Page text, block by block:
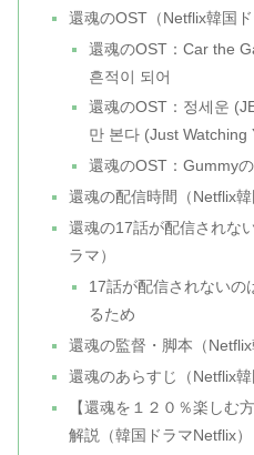
還魂のOST（Netflix韓国ド
還魂のOST：Car the
흔적이 되어
還魂のOST：정세운
만 본다 (Just Watching
還魂のOST：Gummy
還魂の配信時間（Netflix韓
還魂の17話が配信されな
ラマ）
17話が配信されないの
るため
還魂の監督・脚本（
還魂のあらすじ（Netflix韓
【還魂を１２０％楽しむ
解説（韓国ドラマNetflix）